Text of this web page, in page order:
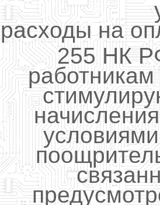
расходы на
255 НК